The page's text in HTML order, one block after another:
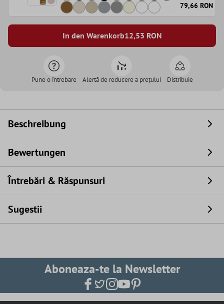
79,66 RON
In den Warenkorb12,53 RON
Pune o întrebare Alertă de reducere a prețului Distribuie
Beschreibung
Bewertungen
Întrebări & Răspunsuri
Sugestii
Aboneaza-te la Newsletter